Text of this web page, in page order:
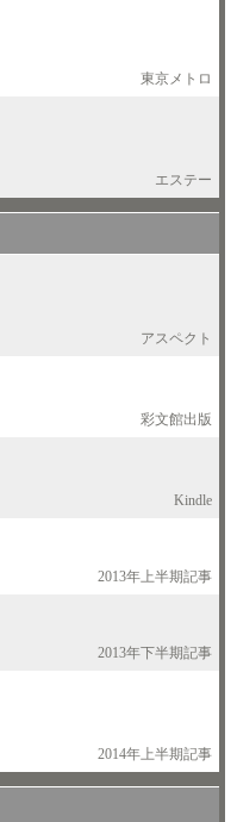
東京メトロ
エステー
アスペクト
彩文館出版
Kindle
2013年上半期記事
2013年下半期記事
2014年上半期記事